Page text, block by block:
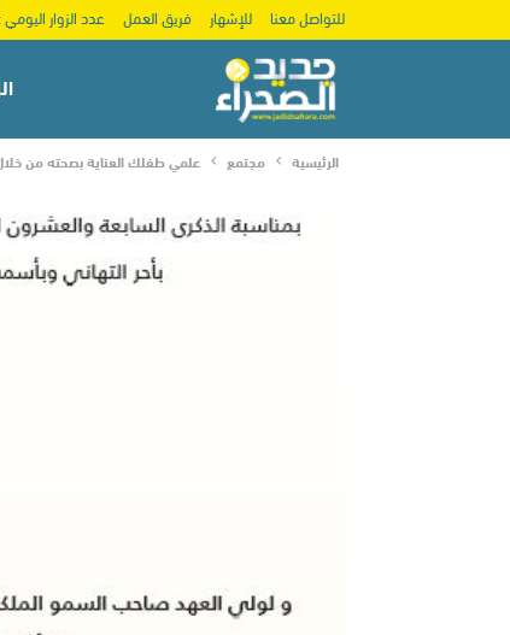
للتواصل معنا للإشهار فريق العمل عدد الزوار اليومي : 25 ألف
الرئيسية مجتمع علمي طفلك العناية بصحته من